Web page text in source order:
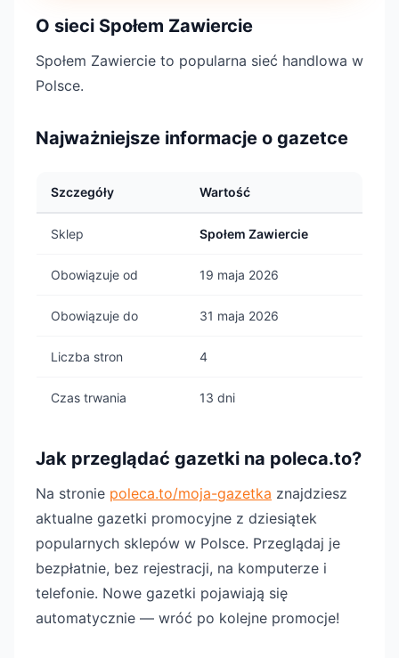
O sieci Społem Zawiercie
Społem Zawiercie to popularna sieć handlowa w
Polsce.
Najważniejsze informacje o gazetce
Szczegóły Wartość
Sklep Społem Zawiercie
Obowiązuje od 19 maja 2026
Obowiązuje do 31 maja 2026
Liczba stron 4
Czas trwania 13 dni
Jak przeglądać gazetki na poleca.to?
Na stronie poleca.to/moja-gazetka znajdziesz
aktualne gazetki promocyjne z dziesiątek
popularnych sklepów w Polsce. Przeglądaj je
bezpłatnie, bez rejestracji, na komputerze i
telefonie. Nowe gazetki pojawiają się
automatycznie — wróć po kolejne promocje!